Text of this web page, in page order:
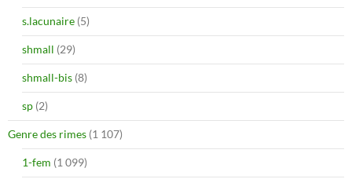
s.lacunaire (5)
shmall (29)
shmall-bis (8)
sp (2)
Genre des rimes (1 107)
1-fem (1 099)